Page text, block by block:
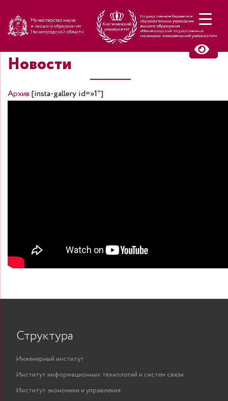
Новости
Архив [insta-gallery id=»1″]
Структура
Инженерный институт
Институт информационных технологий и систем связи
Институт экономики и управления